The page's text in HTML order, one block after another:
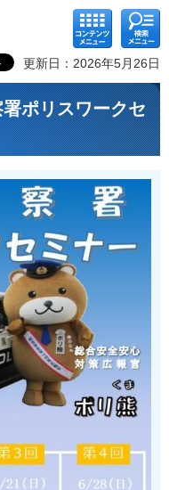
コンテ
ンツメ
ニュー
検索メ
ニュー
更新日：2026年5月26日
ポリスワークセ